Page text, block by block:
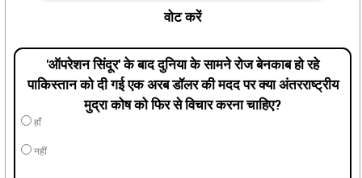
वोट करें
'ऑपरेशन सिंदूर' के बाद दुनिया के सामने रोज बेनकाब हो रहे
पाकिस्तान को दी गई एक अरब डॉलर की मदद पर क्या अंतरराष्ट्रीय
मुद्रा कोष को फिर से विचार करना चाहिए?
हाँ
नहीं